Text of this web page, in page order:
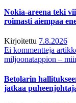
Nokia-areena teki
roimasti aiempaa
Kirjoitettu 7.8.2026
Ei kommentteja
miljoonatappion –
Betolarin
jatkaa